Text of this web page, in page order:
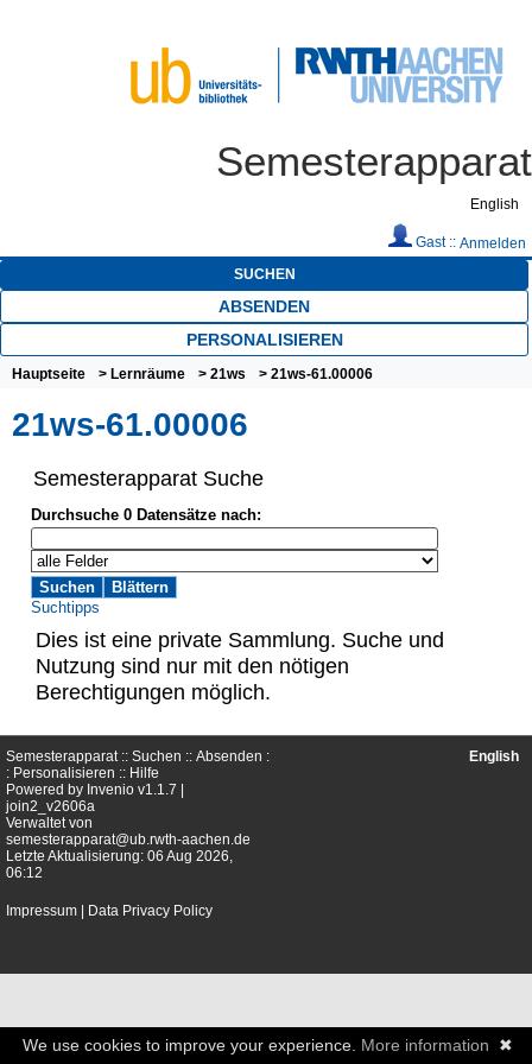
Semesterapparat
English
Gast :: Anmelden
SUCHEN
ABSENDEN
PERSONALISIEREN
Hauptseite > Lernräume > 21ws > 21ws-61.00006
21ws-61.00006
Semesterapparat Suche
Durchsuche 0 Datensätze nach:
Suchtipps
Dies ist eine private Sammlung. Suche und
Nutzung sind nur mit den nötigen
Berechtigungen möglich.
Semesterapparat :: Suchen :: Absenden :
: Personalisieren :: Hilfe
Powered by Invenio v1.1.7 |
join2_v2606a
Verwaltet von
semesterapparat@ub.rwth-aachen.de
Letzte Aktualisierung: 06 Aug 2026,
06:12
Impressum Data Privacy Policy
English
✖
We use cookies to improve your experience. More information